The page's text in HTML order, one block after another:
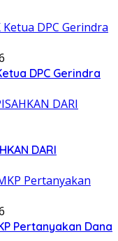
DPC Gerindra
DARI
Pertanyakan Dana